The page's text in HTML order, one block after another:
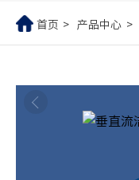
首页 产品中心